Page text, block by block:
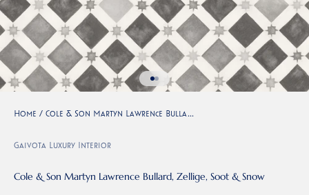
Go to item 1
Go to item 2
Home / Cole & Son Martyn Lawrence Bulla...
Gaivota Luxury Interior
Cole & Son Martyn Lawrence Bullard, Zellige, Soot & Snow